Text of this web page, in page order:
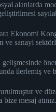
alanlarda
Ekonomi
ve sanayi
ilerlemiş ve
ve
mesaj atınız.